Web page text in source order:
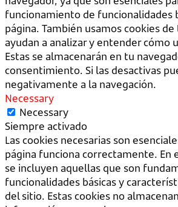
funcionamiento de funcionalidades
página. También usamos cookies
ayudan a analizar y entender cómo
Estas se almacenarán en tu
consentimiento. Si las desactivas
negativamente a la navegación.
Necessary
Necessary
Siempre activado
Las cookies necesarias son
página funciona correctamente. En
se incluyen aquellas que son
funcionalidades básicas y
del sitio. Estas cookies no